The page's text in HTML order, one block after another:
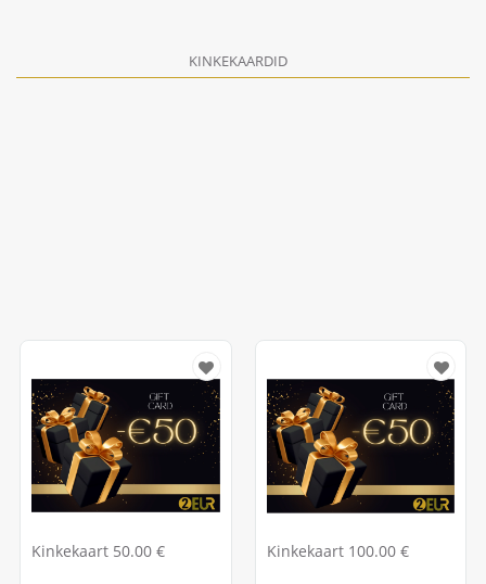
KINKEKAARDID
Kinkekaart 50.00 € Kinkekaart 100.00 €